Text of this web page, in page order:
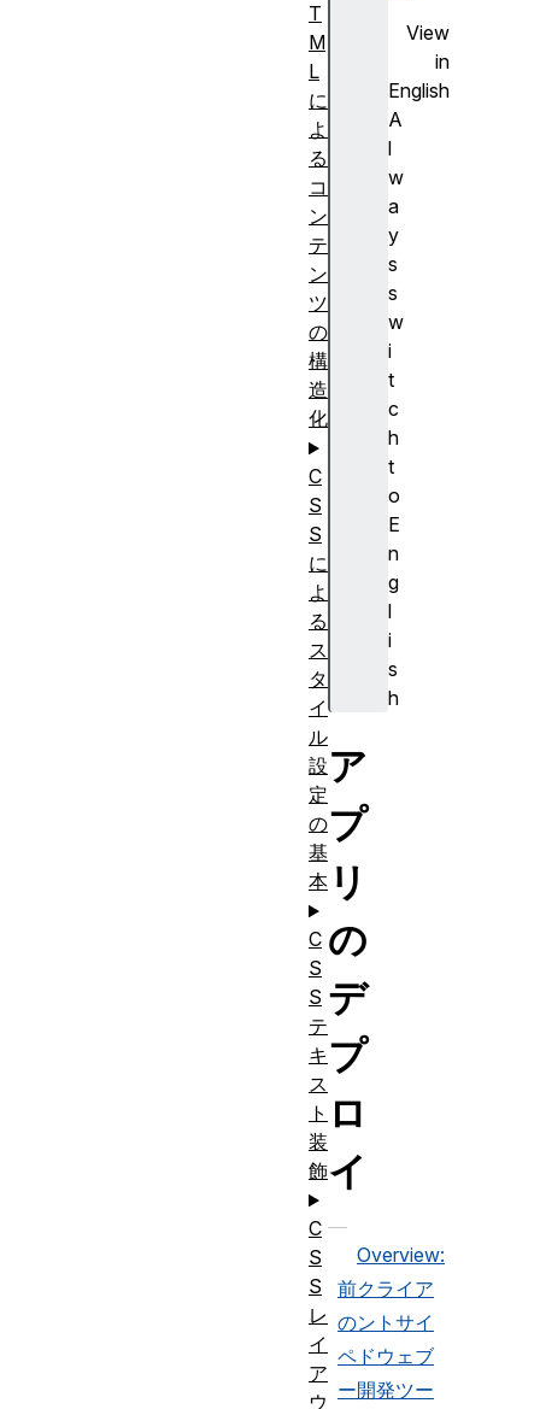
View
in
English
A
l
w
a
y
s
s
w
i
t
c
h
t
o
E
n
g
l
i
s
h
ア
プ
リ
の
デ
プ
ロ
イ
前
の
ペ
ー
Overview:
クライア
ントサイ
ドウェブ
開発ツー
T
M
L
に
よ
る
コ
ン
テ
ン
ツ
の
構
造
化
C
S
S
に
よ
る
ス
タ
イ
ル
設
定
の
基
本
C
S
S
テ
キ
ス
ト
装
飾
C
S
S
レ
イ
ア
ウ